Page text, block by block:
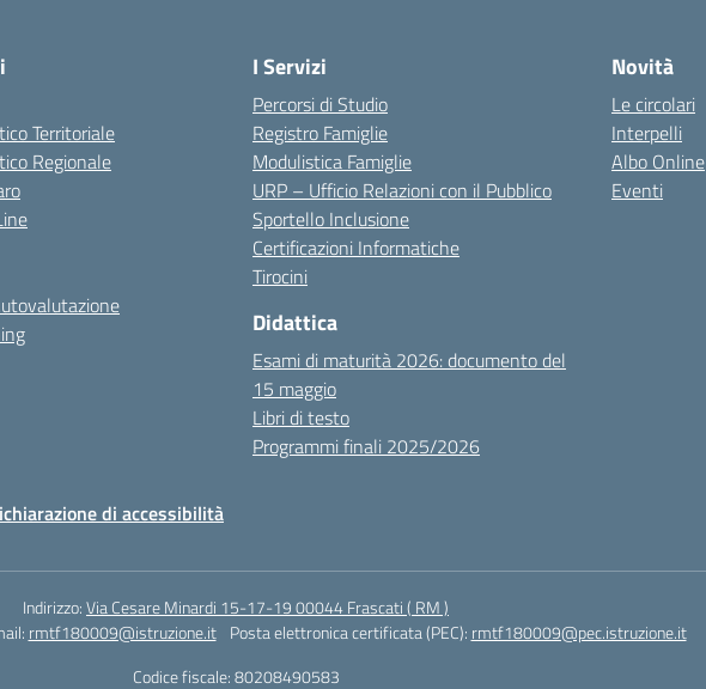
Territoriale
Regionale
I Servizi
Percorsi di Studio
Registro Famiglie
Modulistica Famiglie
URP – Ufficio Relazioni con il Pubblico
Sportello Inclusione
Certificazioni Informatiche
Tirocini
Didattica
Esami di maturità 2026: documento del
15 maggio
Libri di testo
Programmi finali 2025/2026
Novità
Le circolari
Interpelli
Albo Online
Eventi
di accessibilità
Indirizzo:Via Cesare Minardi 15-17-19 00044 Frascati ( RM )
rmtf180009@istruzione.it Posta elettronica certificata (PEC): rmtf180009@pec.istruzione.it
Codice fiscale: 80208490583